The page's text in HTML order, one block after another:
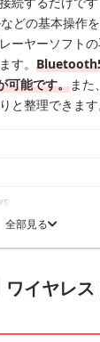
どの基本操作
ーヤーソフト
す。
可能です。また
と整理できます
全部見る
ワイヤレ